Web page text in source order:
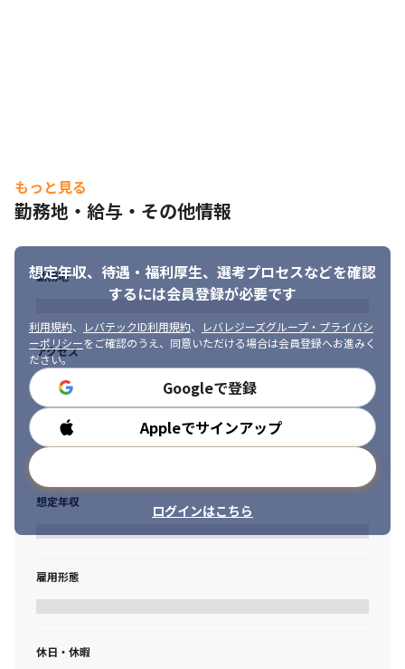
もっと見る
勤務地・給与・その他情報
想定年収、待遇・福利厚生、 選考プロセスなどを確認
するには会員登録が必要です
利用規約、 レバテックID利用規約、
レバレジーズグループ・プライバシ
ーポリシーをご確認のうえ、同意いただける場合は会員登録へお進みく
ださい。
Googleで登録
Appleでサインアップ
ログインはこちら
勤務地
アクセス
勤務時間
想定年収
雇用形態
休日・休暇